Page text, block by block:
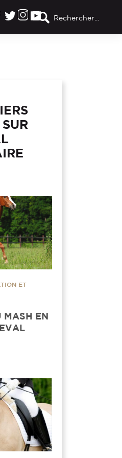
Rechercher...
ET
MASH EN